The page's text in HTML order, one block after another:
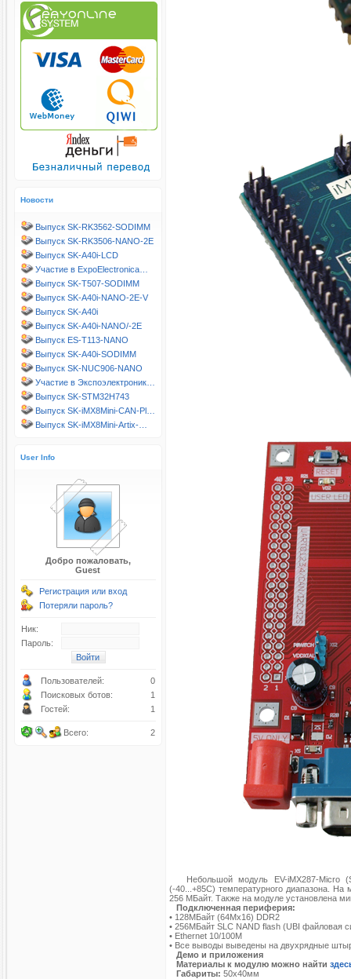
Новости
Выпуск SK-RK3562-SODIMM
Выпуск SK-RK3506-NANO-2E
Выпуск SK-A40i-LCD
Участие в ExpoElectronica…
Выпуск SK-T507-SODIMM
Выпуск SK-A40i-NANO-2E-V
Выпуск SK-A40i
Выпуск SK-A40i-NANO/-2E
Выпуск ES-T113-NANO
Выпуск SK-A40i-SODIMM
Выпуск SK-NUC906-NANO
Участие в Экспоэлектроник…
Выпуск SK-STM32H743
Выпуск SK-iMX8Mini-CAN-Pl…
Выпуск SK-iMX8Mini-Artix-…
User Info
Добро пожаловать,
Guest
Регистрация или вход
Потеряли пароль?
Ник:
Пароль:
Пользователей:
0
Поисковых ботов:
1
Гостей:
1
Всего: 2
Небольшой модуль EV-iMX287-Micro
(-40...+85С) температурного диапазона.
256 МБайт. Также на модуле установлена
Подключенная периферия:
• 128MБайт (64Mx16) DDR2
• 256МБайт SLC NAND flash (UBI файловая
• Ethernet 10/100M
• Все выводы выведены на двухрядные
Демо и приложения
Материалы к модулю можно найти
Габариты: 50х40мм